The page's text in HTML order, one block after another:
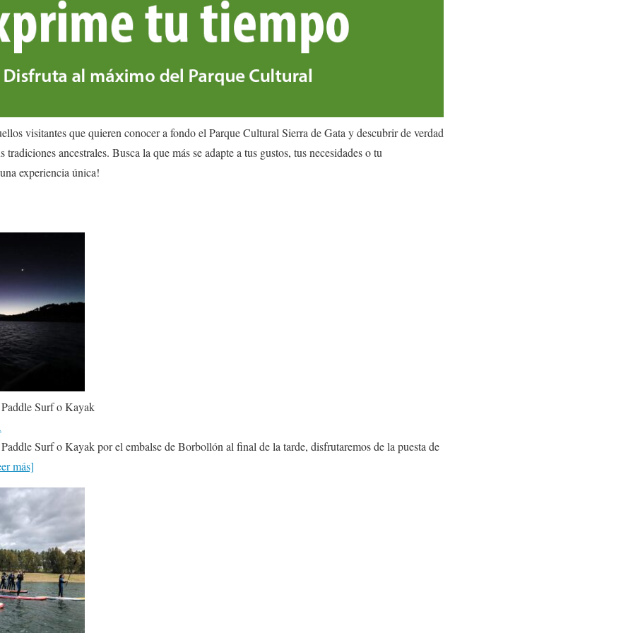
visitantes que quieren conocer a fondo el Parque Cultural Sierra de Gata y descubrir de verdad
tradiciones ancestrales. Busca la que más se adapte a tus gustos, tus necesidades o tu
experiencia única!
Surf o Kayak
Surf o Kayak por el embalse de Borbollón al final de la tarde, disfrutaremos de la puesta de
más]